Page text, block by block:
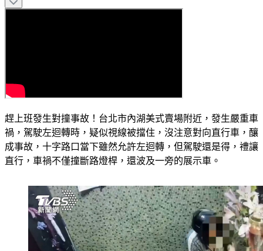
禍，駕駛左迴轉時，疑似視線被擋住，沒注意對向直行車，釀
成事故，十字路口當下雖然允許左迴轉，但駕駛還是得，禮讓
直行，車禍不僅撞斷路燈桿，還波及一旁的展示車。